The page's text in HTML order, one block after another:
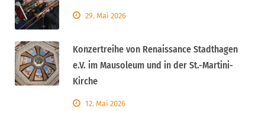
29. Mai 2026
Konzertreihe von Renaissance Stadthagen
e.V. im Mausoleum und in der St.-Martini-
Kirche
12. Mai 2026